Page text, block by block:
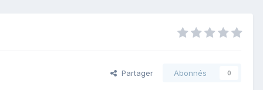
Partager Abonnés 0